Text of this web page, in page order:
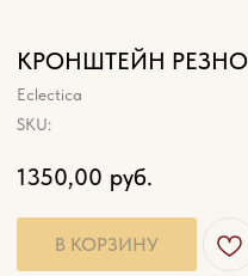
КРОНШТЕЙН
Eclectica
SKU:
1350,00 руб.
В КОРЗИНУ